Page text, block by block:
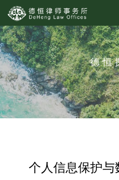
德恒
个人信息保护与